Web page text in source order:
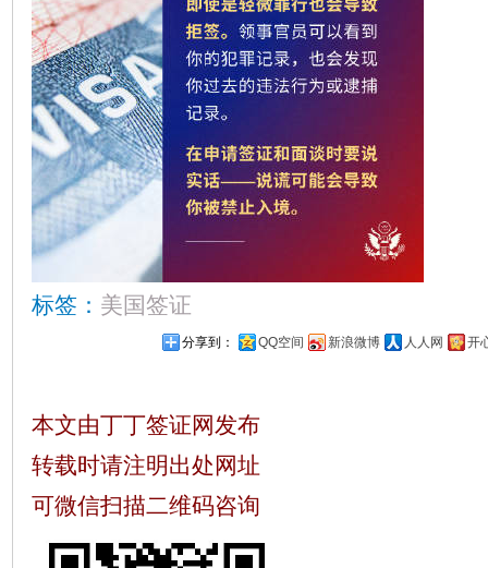
标签： 美国签证
分享到： QQ空间 新浪微博 人人网 开
本文由丁丁签证网发布
转载时请注明出处网址
可微信扫描二维码咨询